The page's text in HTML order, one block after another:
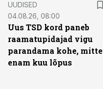
UUDISED
04.08.26, 08:00
Uus TSD kord paneb
raamatupidajad vigu
parandama kohe, mitte
enam kuu lõpus